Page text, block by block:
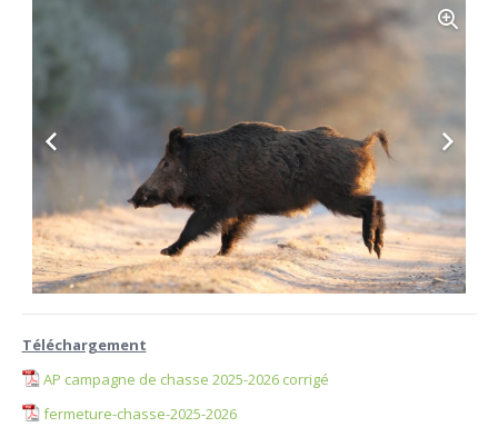
Téléchargement
AP campagne de chasse 2025-2026 corrigé
fermeture-chasse-2025-2026